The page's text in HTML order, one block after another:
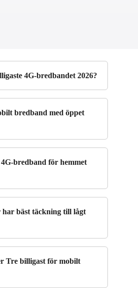
4G-bredbandet 2026?
bredband med öppet
bredband för hemmet
bäst täckning till lågt
Tre billigast för mobilt